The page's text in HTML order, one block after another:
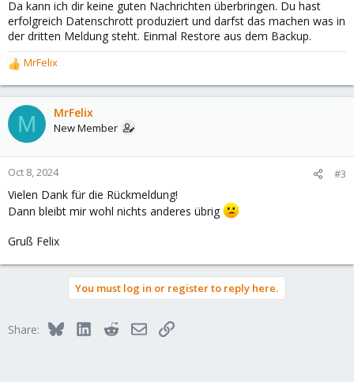
Da kann ich dir keine guten Nachrichten überbringen. Du hast
erfolgreich Datenschrott produziert und darfst das machen was in
der dritten Meldung steht. Einmal Restore aus dem Backup.
R
e
a
c
t
o
n
:
MrFelix
M MrFelix
New Member
Oct 8, 2024 #3
Vielen Dank für die Rückmeldung!
Dann bleibt mir wohl nichts anderes übrig
Gruß Felix
You must log in or register to reply here.
Share: BlueskyLinkedInRedditEmailLink